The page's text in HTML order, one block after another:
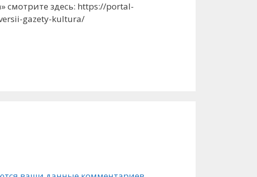
смотрите здесь: https://portal-
gazety-kultura/